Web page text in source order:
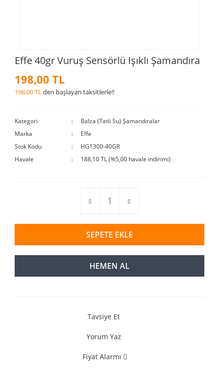
Effe 40gr Vuruş Sensörlü Işıklı Şamandıra
198,00 TL
198,00 TLden başlayan taksitlerle!!
Kategori
Balza (Tatlı Su) Şamandıralar
Marka
Effe
Stok Kodu
HG1300-40GR
Havale
188,10 TL (%5,00 havale indirimi)
SEPETE EKLE
HEMEN AL
Tavsiye Et
Yorum Yaz
Fiyat Alarmı